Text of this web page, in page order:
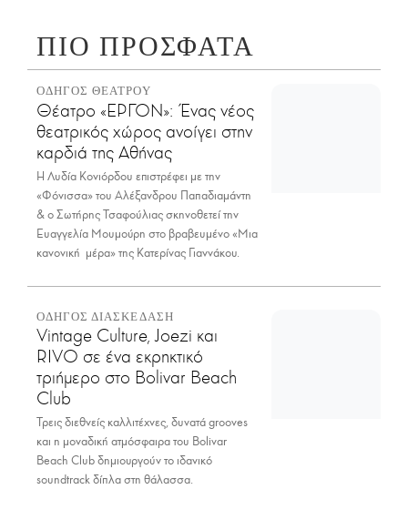
ΠΙΟ ΠΡΟΣΦΑΤΑ
ΟΔΗΓΟΣ ΘΕΑΤΡΟΥ
Θέατρο «ΕΡΓΟΝ»: Ένας νέος
θεατρικός χώρος ανοίγει στην
καρδιά της Αθήνας
Η Λυδία Κονιόρδου επιστρέφει με την
«Φόνισσα» του Αλέξανδρου Παπαδιαμάντη
& ο Σωτήρης Τσαφούλιας σκηνοθετεί την
Ευαγγελία Μουμούρη στο βραβευμένο «Μια
κανονική μέρα» της Κατερίνας Γιαννάκου.
ΟΔΗΓΟΣ ΔΙΑΣΚΕΔΑΣΗ
Vintage Culture, Joezi και
RIVO σε ένα εκρηκτικό
τριήμερο στο Bolivar Beach
Club
Τρεις διεθνείς καλλιτέχνες, δυνατά grooves
και η μοναδική ατμόσφαιρα του Bolivar
Beach Club δημιουργούν το ιδανικό
soundtrack δίπλα στη θάλασσα.